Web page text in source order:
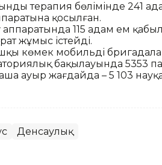
терапия бөлімінде 241
қосылған.
115 адам ем
жұмыс істейді.
көмек мобильді
бақылауында 5353
ауыр жағдайда – 5 103
Денсаулық